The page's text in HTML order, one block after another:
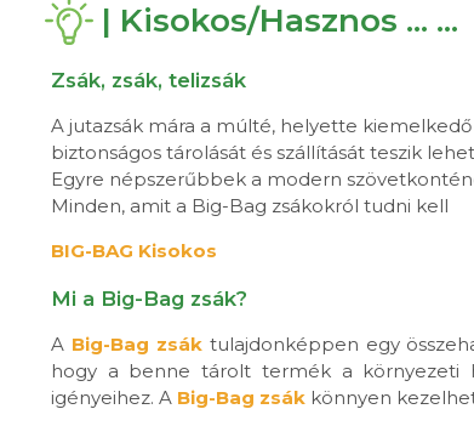
| Kisokos/Hasznos ... ...
Zsák, zsák, telizsák
A jutazsák mára a múlté, helyette
biztonságos tárolását és szállítását teszik
Egyre népszerűbbek a modern
Minden, amit a Big-Bag zsákokról tudni kell
BIG-BAG Kisokos
Mi a Big-Bag zsák?
A Big-Bag zsáktulajdonképpen egy
hogy a benne tárolt termék a környezeti
igényeihez. A Big-Bag zsák könnyen